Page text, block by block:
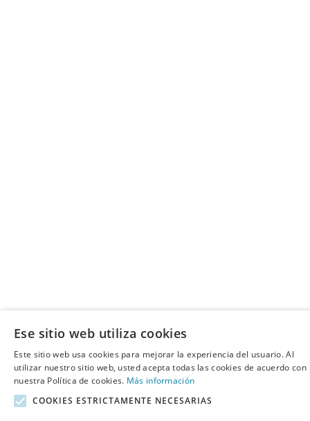
Ese sitio web utiliza cookies
Este sitio web usa cookies para mejorar la experiencia del usuario. Al
utilizar nuestro sitio web, usted acepta todas las cookies de acuerdo con
nuestra Política de cookies. Más información
COOKIES ESTRICTAMENTE NECESARIAS